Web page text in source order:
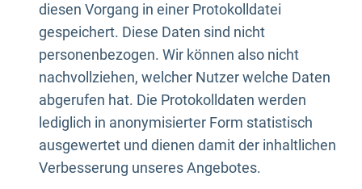
diesen Vorgang in einer Protokolldatei
gespeichert. Diese Daten sind nicht
personenbezogen. Wir können also nicht
nachvollziehen, welcher Nutzer welche Daten
abgerufen hat. Die Protokolldaten werden
lediglich in anonymisierter Form statistisch
ausgewertet und dienen damit der inhaltlichen
Verbesserung unseres Angebotes.